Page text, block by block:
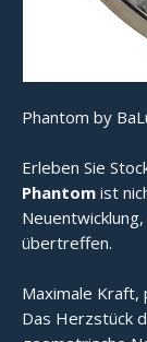
Phantom by
Erleben Sie
Phantom ist
übertreffen.
Maximale Kraft,
Das Herzstück